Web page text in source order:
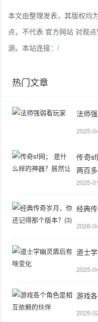
本文由整理发表，其版权均
点，不代表 官方网站 对观
源。本站连接：/
热门文章
法师
2025-
传奇
两百多
2025-
经典
2026-
道士
2025-
游戏
2025-